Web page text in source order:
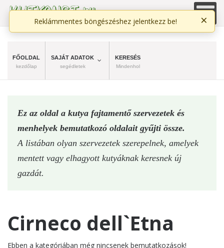
FŐOLDAL
kezdőlap
SAJÁT ADATOK
segédletek
KERESÉS
Mindenhol
Ez az oldal a kutya fajtamentő szervezetek és
menhelyek bemutatkozó oldalait gyűjti össze.
A listában olyan szervezetek szerepelnek, amelyek
mentett vagy elhagyott kutyáknak keresnek új
gazdát.
Cirneco dell`Etna
Ebben a kategóriában még nincsenek bemutatkozások!
Reklámmentes böngészéshez jelentkezz be! ×